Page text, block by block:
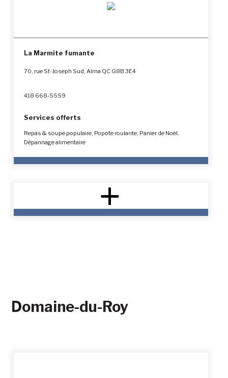
La Marmite fumante
70, rue St-Joseph Sud, Alma QC G8B 3E4
418 668-5559
Services offerts
Repas & soupe populaire, Popote roulante, Panier de Noël,
Dépannage alimentaire
Domaine-du-Roy